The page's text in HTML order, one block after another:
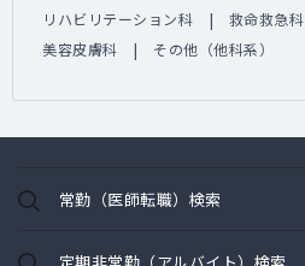
リハビリテーション科
救命救急科
美容皮膚科
その他（他科系）
常勤（医師転職）検索